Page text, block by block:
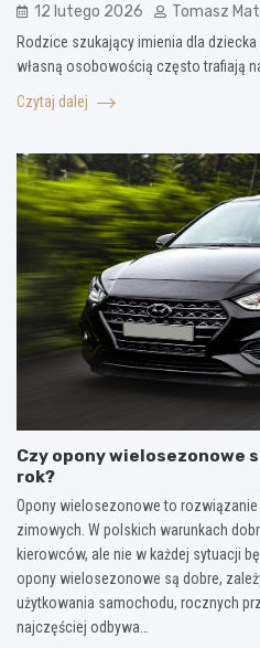
12 lutego 2026 Tomasz
Rodzice szukający imienia dla
własną osobowością często trafiają
Czytaj dalej
Czy opony wielosezonowe
rok?
Opony wielosezonowe to
zimowych. W polskich warunkach
kierowców, ale nie w każdej sytuacji
opony wielosezonowe są dobre,
użytkowania samochodu, rocznych
najczęściej odbywa…